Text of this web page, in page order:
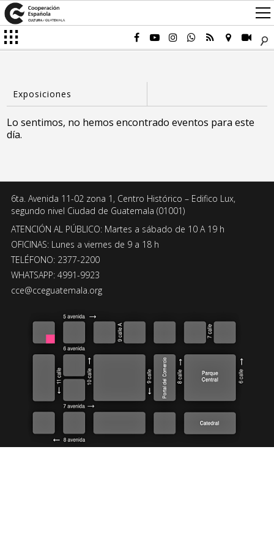
Lo sentimos, no hemos encontrado eventos para este
día.
6ta. Avenida 11-02 zona 1, Centro Histórico – Edifico Lux,
segundo nivel Ciudad de Guatemala (01001)
ATENCIÓN AL PÚBLICO: Martes a sábado de 10 A 19 h
OFICINAS: Lunes a viernes de 9 a 18 h
TELÉFONO: 2377-2200
WHATSAPP: 4991-9923
cce@cceguatemala.org